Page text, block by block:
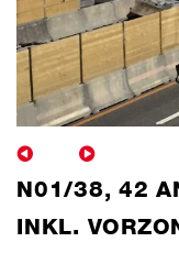
N01/38, 42
INKL.